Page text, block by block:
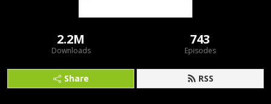
2.2M
Downloads
743
Episodes
Share RSS